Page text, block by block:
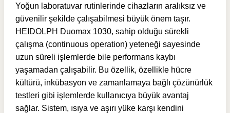
Yoğun laboratuvar rutinlerinde cihazların aralıksız ve
güvenilir şekilde çalışabilmesi büyük önem taşır.
HEIDOLPH Duomax 1030, sahip olduğu sürekli
çalışma (continuous operation) yeteneği sayesinde
uzun süreli işlemlerde bile performans kaybı
yaşamadan çalışabilir. Bu özellik, özellikle hücre
kültürü, inkübasyon ve zamanlamaya bağlı çözünürlük
testleri gibi işlemlerde kullanıcıya büyük avantaj
sağlar. Sistem, ısıya ve aşırı yüke karşı kendini